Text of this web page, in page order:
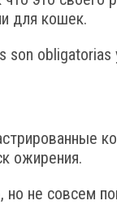
для кошек.
ожирения.
не совсем